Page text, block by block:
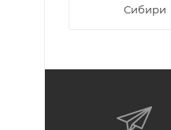
Сибири